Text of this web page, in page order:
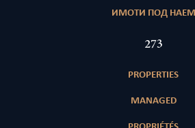
ИМОТИ ПОД НАЕМ
398
PROPERTIES
MANAGED